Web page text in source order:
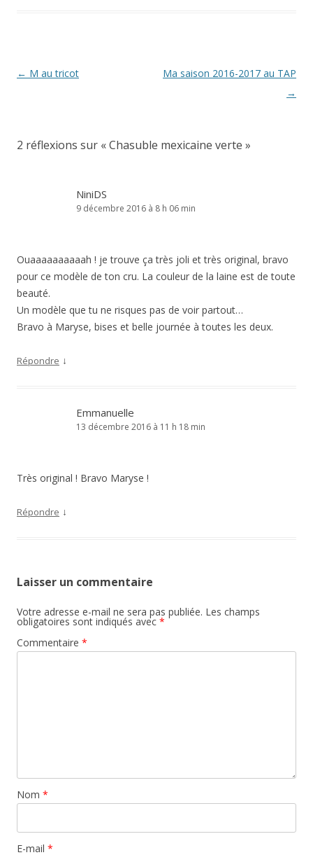
Navigation
← M au tricot
Ma saison 2016-2017 au TAP
→
2 réflexions sur «Chasuble mexicaine verte »
NiniDS
9 décembre 2016 à 8 h 06 min
Ouaaaaaaaaaah ! je trouve ça très joli et très original, bravo
pour ce modèle de ton cru. La couleur de la laine est de toute
beauté.
Un modèle que tu ne risques pas de voir partout…
Bravo à Maryse, bises et belle journée à toutes les deux.
Répondre ↓
Emmanuelle
13 décembre 2016 à 11 h 18 min
Très original ! Bravo Maryse !
Répondre ↓
Laisser un commentaire
Votre adresse e-mail ne sera pas publiée. Les champs
obligatoires sont indiqués avec *
Commentaire *
Nom *
E-mail *